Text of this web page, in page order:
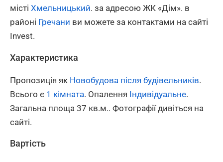
місті Хмельницький. за адресою ЖК «Дім». в
районі Гречани ви можете за контактами на сайті
Invest.
Характеристика
Пропозиція як Новобудова після будівельників.
Всього є 1 кімната. Опалення Індивідуальне.
Загальна площа 37 кв.м.. Фотографії дивіться на
сайті.
Вартість